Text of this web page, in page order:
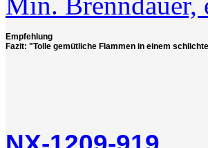
Empfehlung
Fazit: "Tolle gemütliche Flammen in einem